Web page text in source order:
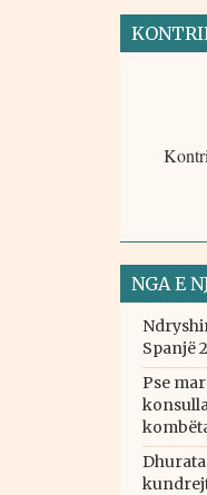
NGA E
Spanjë
Pse
Dhurata